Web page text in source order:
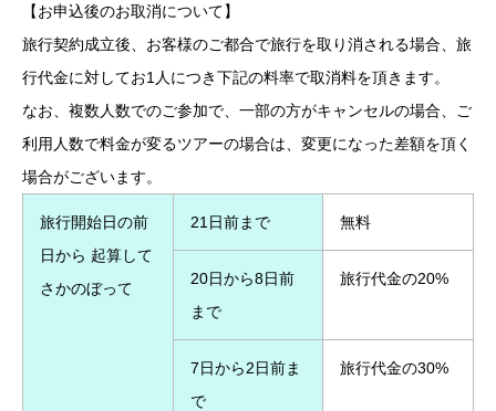
【お申込後のお取消について】
旅行契約成立後、お客様のご都合で旅行を取り消される場合、旅
行代金に対してお1人につき下記の料率で取消料を頂きます。
なお、複数人数でのご参加で、一部の方がキャンセルの場合、ご
利用人数で料金が変るツアーの場合は、変更になった差額を頂く
場合がございます。
旅行開始日の前
日から 起算して
さかのぼって
21日前まで 無料
20日から8日前
まで
旅行代金の20%
7日から2日前ま
で
旅行代金の30%